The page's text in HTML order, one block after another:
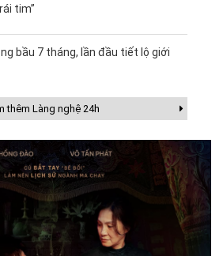
tim”
bầu 7 tháng, lần đầu tiết lộ giới
thêm Làng nghệ 24h